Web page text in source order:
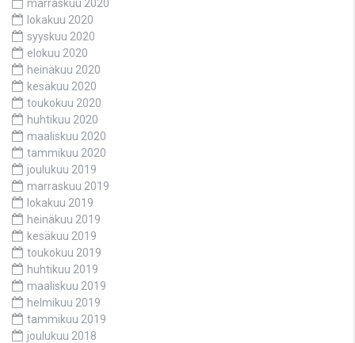
marraskuu 2020
lokakuu 2020
syyskuu 2020
elokuu 2020
heinäkuu 2020
kesäkuu 2020
toukokuu 2020
huhtikuu 2020
maaliskuu 2020
tammikuu 2020
joulukuu 2019
marraskuu 2019
lokakuu 2019
heinäkuu 2019
kesäkuu 2019
toukokuu 2019
huhtikuu 2019
maaliskuu 2019
helmikuu 2019
tammikuu 2019
joulukuu 2018